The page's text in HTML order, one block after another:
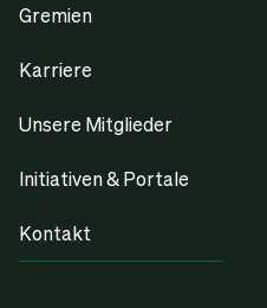
Gremien
Karriere
Unsere Mitglieder
Initiativen & Portale
Kontakt